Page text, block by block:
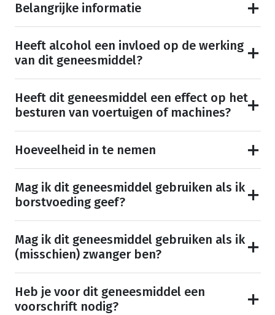
Belangrijke informatie
Heeft alcohol een invloed op de werking
van dit geneesmiddel?
Heeft dit geneesmiddel een effect op het
besturen van voertuigen of machines?
Hoeveelheid in te nemen
Mag ik dit geneesmiddel gebruiken als ik
borstvoeding geef?
Mag ik dit geneesmiddel gebruiken als ik
(misschien) zwanger ben?
Heb je voor dit geneesmiddel een
voorschrift nodig?